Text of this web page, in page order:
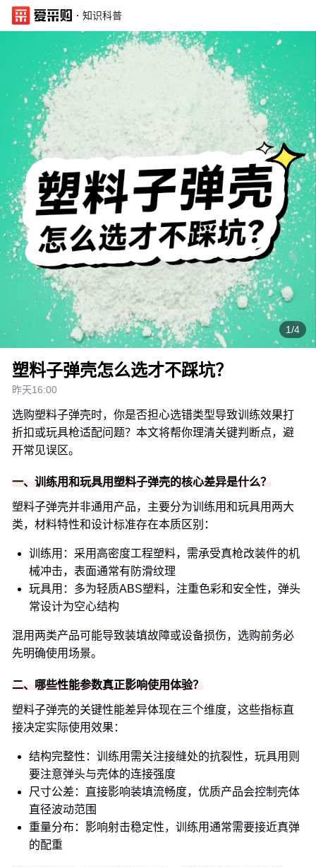
· 知识科普
1/4
塑料子弹壳怎么选才不踩坑？
昨天16:00
选购塑料子弹壳时，你是否担心选错类型导致训练效果打
折扣或玩具枪适配问题？本文将帮你理清关键判断点，避
开常见误区。
一、训练用和玩具用塑料子弹壳的核心差异是什么？
塑料子弹壳并非通用产品，主要分为训练用和玩具用两大
类，材料特性和设计标准存在本质区别：
训练用：采用高密度工程塑料，需承受真枪改装件的机
械冲击，表面通常有防滑纹理
玩具用：多为轻质ABS塑料，注重色彩和安全性，弹头
常设计为空心结构
混用两类产品可能导致装填故障或设备损伤，选购前务必
先明确使用场景。
二、哪些性能参数真正影响使用体验？
塑料子弹壳的关键性能差异体现在三个维度，这些指标直
接决定实际使用效果：
结构完整性：训练用需关注接缝处的抗裂性，玩具用则
要注意弹头与壳体的连接强度
尺寸公差：直接影响装填流畅度，优质产品会控制壳体
直径波动范围
重量分布：影响射击稳定性，训练用通常需要接近真弹
的配重